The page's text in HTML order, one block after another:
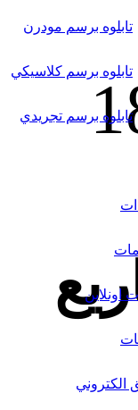
تابلوه برسم مودرن
تابلوه برسم كلاسيكي
تابلوه برسم تجريدي
اونلاين
الكتروني